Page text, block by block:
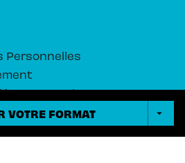
VOTRE FORMAT arrow_drop_down
Personnelles
cookies